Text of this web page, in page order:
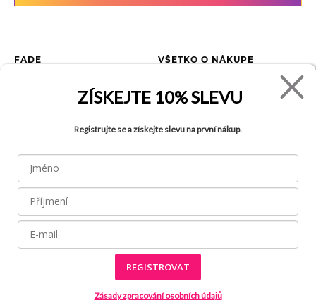
FADE
Blog
VŠETKO O NÁKUPE
Ako reklamovať tovar
Tabuľka veľkostí
Všetky práva vyhradené © 2026
Internetové stránky používajúsúbory cookies
ZÍSKEJTE 10% SLEVU
Registrujte se a získejte slevu na první nákup.
REGISTROVAT
Zásady zpracování osobních údajů